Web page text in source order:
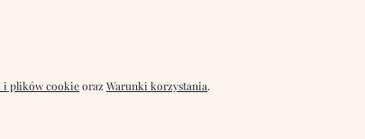
i plików cookie oraz Warunki korzystania.